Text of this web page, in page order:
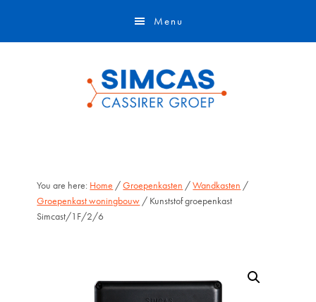
Menu
You are here: Home /Groepenkasten /Wandkasten /
Groepenkast woningbouw / Kunststof groepenkast
Simcast/1F/2/6